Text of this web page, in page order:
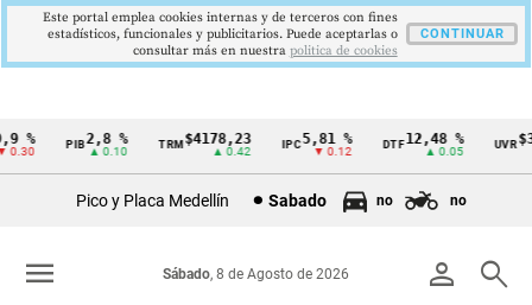
Cintillo
Colombia
% PIB2,8 %
▲ 0.10
TRM$4178,23
▲ 0.42
5,81 %
▼ 0.12
DTF12,48 %
▲ 0.05
UVR
Pico y Placa Medellín Sabado no no
person search
Sábado, 8 de Agosto de 2026
menu
Este portal emplea cookies internas y de terceros con fines
estadísticos, funcionales y publicitarios. Puede aceptarlas o
consultar más en nuestra politica de cookies
CONTINUAR